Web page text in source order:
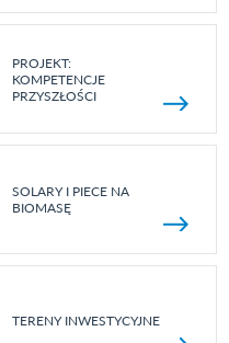
PROJEKT:
KOMPETENCJE
PRZYSZŁOŚCI
SOLARY I PIECE NA
BIOMASĘ
TERENY INWESTYCYJNE